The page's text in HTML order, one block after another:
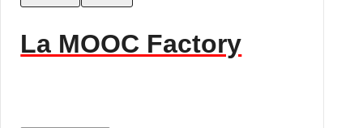
La MOOC Factory